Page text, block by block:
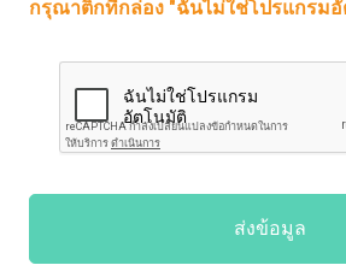
กรุณาติ๊กที่กล่อง "ฉันไม่ใช่โปรแกรม
ส่งข้อมูล